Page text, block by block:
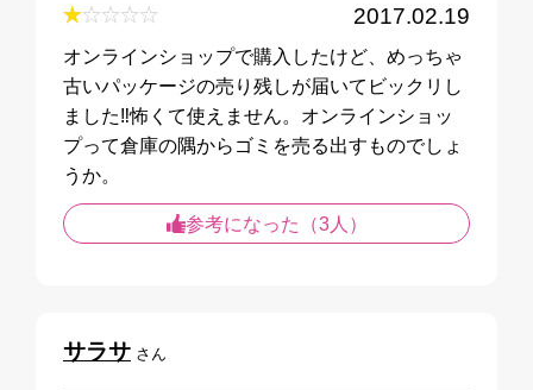
2017.02.19
オンラインショップで購入したけど、めっちゃ
古いパッケージの売り残しが届いてビックリし
ました‼️怖くて使えません。オンラインショッ
プって倉庫の隅からゴミを売る出すものでしょ
うか。
参考になった（3人）
サラサさん